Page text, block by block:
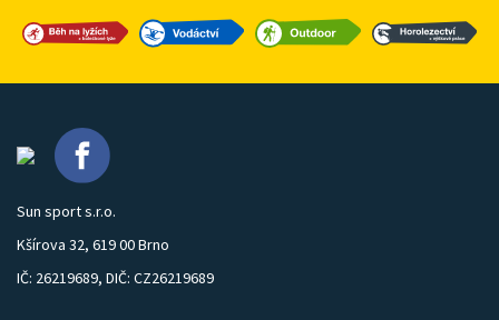
Sun sport s.r.o.
Kšírova 32, 619 00 Brno
IČ: 26219689, DIČ: CZ26219689